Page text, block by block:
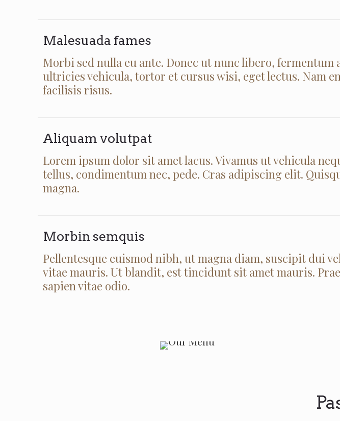
Malesuada fames
Morbi sed nulla eu ante. Donec ut nunc libero, fermentum
ultricies vehicula, tortor et cursus wisi, eget lectus. Nam
facilisis risus.
Aliquam volutpat
Lorem ipsum dolor sit amet lacus. Vivamus ut vehicula
tellus, condimentum nec, pede. Cras adipiscing elit.
magna.
Morbin semquis
Pellentesque euismod nibh, ut magna diam, suscipit dui
vitae mauris. Ut blandit, est tincidunt sit amet mauris.
sapien vitae odio.